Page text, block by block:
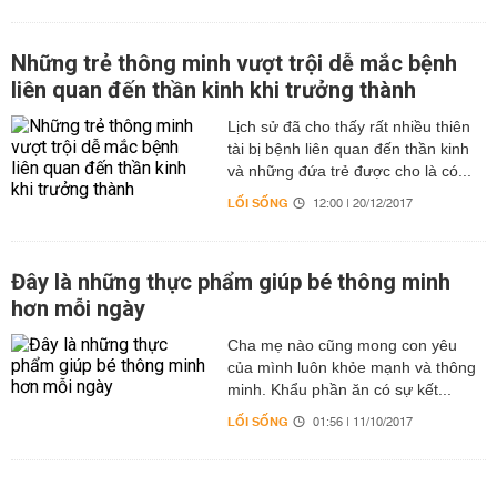
Những trẻ thông minh vượt trội dễ mắc bệnh
liên quan đến thần kinh khi trưởng thành
Lịch sử đã cho thấy rất nhiều thiên
tài bị bệnh liên quan đến thần kinh
và những đứa trẻ được cho là có...
LỐI SỐNG 12:00 | 20/12/2017
Đây là những thực phẩm giúp bé thông minh
hơn mỗi ngày
Cha mẹ nào cũng mong con yêu
của mình luôn khỏe mạnh và thông
minh. Khẩu phần ăn có sự kết...
LỐI SỐNG 01:56 | 11/10/2017